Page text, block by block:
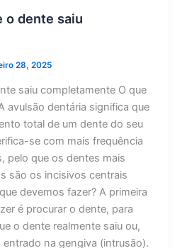
o dente saiu
28, 2025
saiu completamente O que
avulsão dentária significa que
total de um dente do seu
se com mais frequência
pelo que os dentes mais
são os incisivos centrais
devemos fazer? A primeira
é procurar o dente, para
o dente realmente saiu ou,
na gengiva (intrusão).